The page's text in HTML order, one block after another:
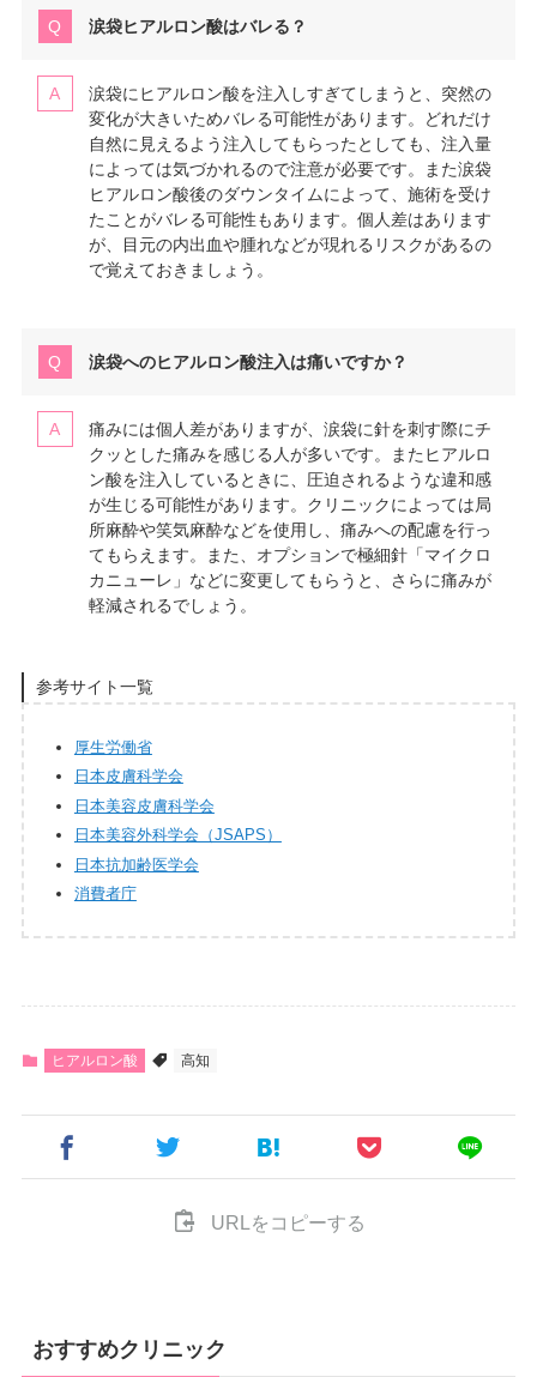
涙袋ヒアルロン酸はバレる？
涙袋にヒアルロン酸を注入しすぎてしまうと、突然の
変化が大きいためバレる可能性があります。どれだけ
自然に見えるよう注入してもらったとしても、注入量
によっては気づかれるので注意が必要です。また涙袋
ヒアルロン酸後のダウンタイムによって、施術を受け
たことがバレる可能性もあります。個人差はあります
が、目元の内出血や腫れなどが現れるリスクがあるの
で覚えておきましょう。
涙袋へのヒアルロン酸注入は痛いですか？
痛みには個人差がありますが、涙袋に針を刺す際にチ
クッとした痛みを感じる人が多いです。またヒアルロ
ン酸を注入しているときに、圧迫されるような違和感
が生じる可能性があります。クリニックによっては局
所麻酔や笑気麻酔などを使用し、痛みへの配慮を行っ
てもらえます。また、オプションで極細針「マイクロ
カニューレ」などに変更してもらうと、さらに痛みが
軽減されるでしょう。
参考サイト一覧
厚生労働省
日本皮膚科学会
日本美容皮膚科学会
日本美容外科学会（JSAPS）
日本抗加齢医学会
消費者庁
ヒアルロン酸 高知
URLをコピーする
おすすめクリニック